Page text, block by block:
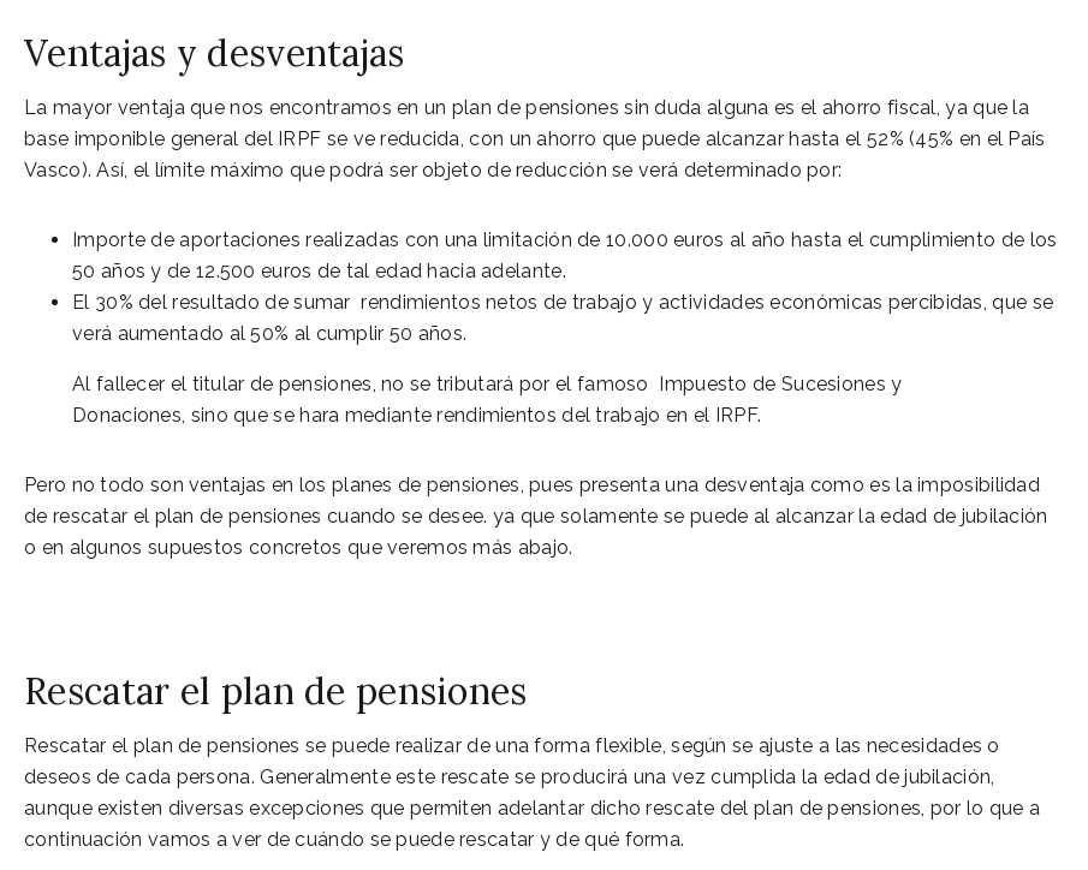
Ventajas y desventajas
La mayor ventaja que nos encontramos en un plan de pensiones sin duda alguna es el ahorro fiscal, ya que la
base imponible general del IRPF se ve reducida, con un ahorro que puede alcanzar hasta el 52% (45% en el País
Vasco). Así, el límite máximo que podrá ser objeto de reducción se verá determinado por:
Importe de aportaciones realizadas con una limitación de 10.000 euros al año hasta el cumplimiento de los
50 años y de 12.500 euros de tal edad hacia adelante.
El 30% del resultado de sumar rendimientos netos de trabajo y actividades económicas percibidas, que se
verá aumentado al 50% al cumplir 50 años.
Al fallecer el titular de pensiones, no se tributará por el famoso Impuesto de Sucesiones y
Donaciones, sino que se hara mediante rendimientos del trabajo en el IRPF.
Pero no todo son ventajas en los planes de pensiones, pues presenta una desventaja como es la imposibilidad
de rescatar el plan de pensiones cuando se desee. ya que solamente se puede al alcanzar la edad de jubilación
o en algunos supuestos concretos que veremos más abajo.
Rescatar el plan de pensiones
Rescatar el plan de pensiones se puede realizar de una forma flexible, según se ajuste a las necesidades o
deseos de cada persona. Generalmente este rescate se producirá una vez cumplida la edad de jubilación,
aunque existen diversas excepciones que permiten adelantar dicho rescate del plan de pensiones, por lo que a
continuación vamos a ver de cuándo se puede rescatar y de qué forma.